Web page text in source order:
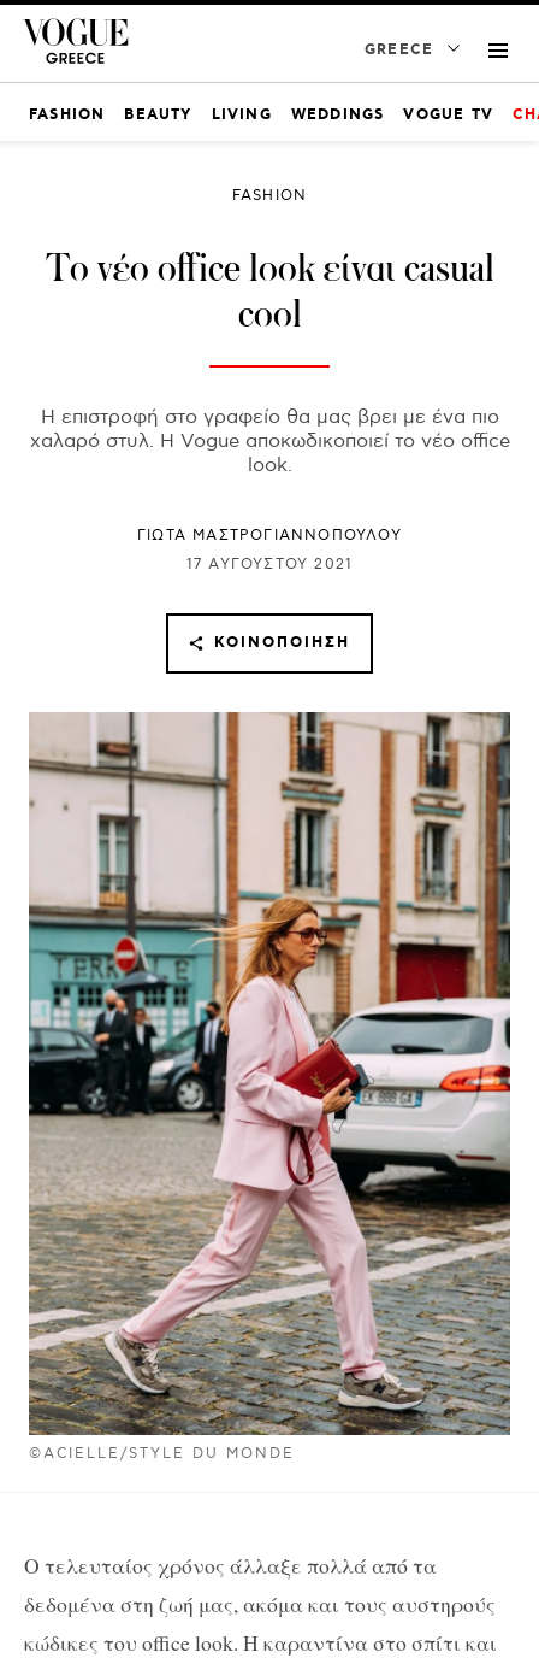
GREECE
FASHION BEAUTY LIVING WEDDINGS VOGUE TV
©ACIELLE/STYLE DU MONDE
FASHION
Το νέο office look είναι casual
cool
Η επιστροφή στο γραφείο θα μας βρει με ένα πιο
χαλαρό στυλ. Η Vogue αποκωδικοποιεί το νέο office
look.
ΓΙΩΤΑ ΜΑΣΤΡΟΓΙΑΝΝΟΠΟΥΛΟΥ
17 ΑΥΓΟΎΣΤΟΥ 2021
ΚΟΙΝΟΠΟΊΗΣΗ
Ο τελευταίος χρόνος άλλαξε πολλά από τα
δεδομένα στη ζωή μας, ακόμα και τους αυστηρούς
κώδικες του office look. Η καραντίνα στο σπίτι και